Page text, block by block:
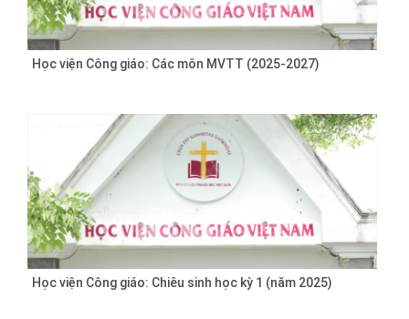
Học viện Công giáo: Các môn MVTT (2025-2027)
Học viện Công giáo: Chiêu sinh học kỳ 1 (năm 2025)